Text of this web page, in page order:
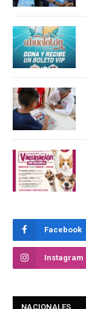
Facebook
Instagram
NACIONALES